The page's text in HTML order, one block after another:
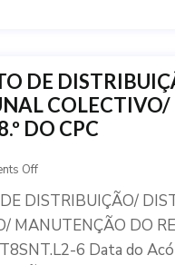
DE
DO CPC
Off
DISTRIBUIÇÃO/
MANUTENÇÃO DO
6 Data do